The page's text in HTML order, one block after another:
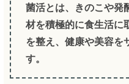
菌活とは、きのこや発
材を積極的に食生活に
を整え、健康や美容を
す。